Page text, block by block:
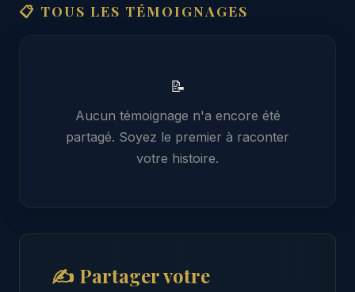
📋 TOUS LES TÉMOIGNAGES
📝
Aucun témoignage n'a encore été
partagé. Soyez le premier à raconter
votre histoire.
✍️ Partager votre